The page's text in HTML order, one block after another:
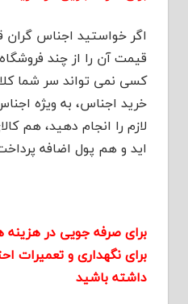
اگر خواستید اجناس گران
قیمت آن را از چند
کسی نمی تواند سر شما
خرید اجناس، به ویژه
لازم را انجام دهید، هم
اید و هم پول اضافه
برای صرفه جویی در هزینه
برای نگهداری و تعمیرات
داشته باشید